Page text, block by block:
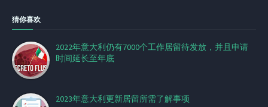
猜你喜欢
2022年意大利仍有7000个工作居留待发放，并且申请
时间延长至年底
2023年意大利更新居留所需了解事项